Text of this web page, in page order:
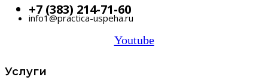
+7 (383) 214-71-60
info1@practica-uspeha.ru
Youtube
Услуги